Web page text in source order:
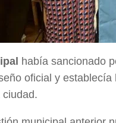
había sancionado
oficial y